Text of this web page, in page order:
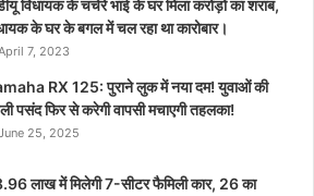
विधायक के चचेरे भाई के घर मिला करोड़ों का शराब,
के घर के बगल में चल रहा था कारोबार।
7, 2023
RX 125: पुराने लुक में नया दम! युवाओं की
पसंद फिर से करेगी वापसी मचाएगी तहलका!
25, 2025
लाख में मिलेगी 7-सीटर फैमिली कार, 26 का